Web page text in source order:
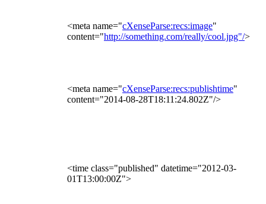
<meta name="cXenseParse:recs:image"
content="http://something.com/really/cool.jpg"/>
<meta name="cXenseParse:recs:publishtime"
content="2014-08-28T18:11:24.802Z"/>
<time class="published" datetime="2012-03-
01T13:00:00Z">